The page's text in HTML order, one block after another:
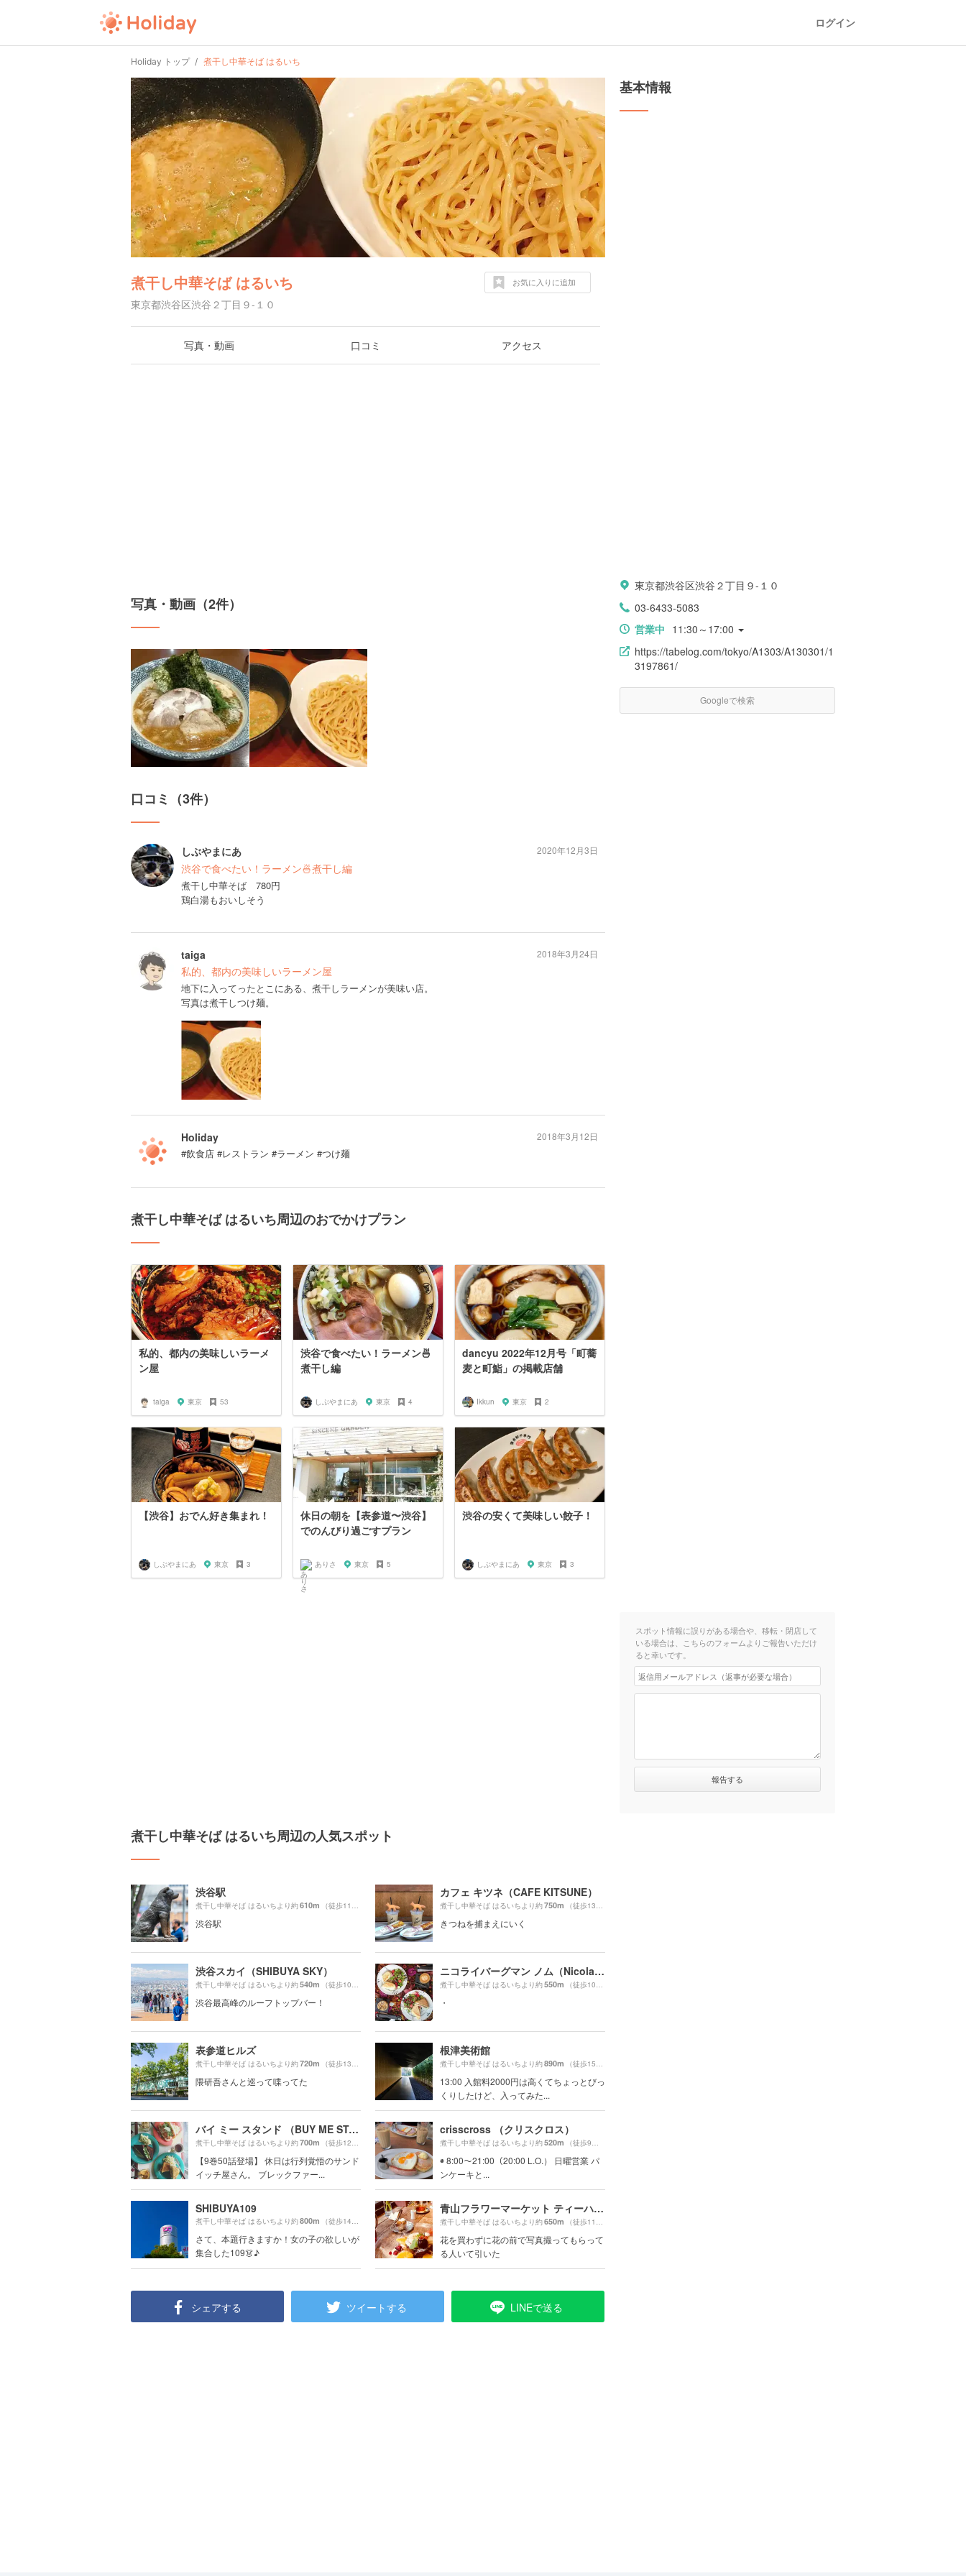
ログイン
Holiday トップ 煮干し中華そば はるいち
煮干し中華そば はるいち
東京都渋谷区渋谷２丁目９-１０
お気に入りに追加
写真・動画 口コミ アクセス
写真・動画（2件）
口コミ（3件）
しぶやまにあ
渋谷で食べたい！ラーメン🍜煮干し編
煮干し中華そば 780円
鶏白湯もおいしそう
2020年12月3日
taiga
私的、都内の美味しいラーメン屋
地下に入ってったとこにある、煮干しラーメンが美味い店。
写真は煮干しつけ麺。
2018年3月24日
Holiday
#飲食店 #レストラン #ラーメン #つけ麺
2018年3月12日
煮干し中華そば はるいち周辺のおでかけプラン
私的、都内の美味しいラーメ
ン屋
taiga 東京 53
渋谷で食べたい！ラーメン🍜
煮干し編
しぶやまにあ 東京 4
dancyu 2022年12月号「町蕎
麦と町鮨」の掲載店舗
Ikkun 東京 2
【渋谷】おでん好き集まれ！
しぶやまにあ 東京 3
休日の朝を【表参道〜渋谷】
でのんびり過ごすプラン
ありさ 東京 5
渋谷の安くて美味しい餃子！
しぶやまにあ 東京 3
煮干し中華そば はるいち周辺の人気スポット
渋谷駅
煮干し中華そば はるいちより約610m （徒歩11分）
渋谷駅
カフェ キツネ（CAFE KITSUNE）
煮干し中華そば はるいちより約750m （徒歩13分）
きつねを捕まえにいく
渋谷スカイ（SHIBUYA SKY）
煮干し中華そば はるいちより約540m （徒歩10分）
渋谷最高峰のルーフトップバー！
ニコライバーグマン ノム（Nicolai Bergmann NOMU ）
煮干し中華そば はるいちより約550m （徒歩10分）
・
表参道ヒルズ
煮干し中華そば はるいちより約720m （徒歩13分）
隈研吾さんと巡って喋ってた
根津美術館
煮干し中華そば はるいちより約890m （徒歩15分）
13:00 入館料2000円は高くてちょっとびっ
くりしたけど、入ってみた...
バイ ミー スタンド （BUY ME STAND）
煮干し中華そば はるいちより約700m （徒歩12分）
【9巻50話登場】 休日は行列覚悟のサンド
イッチ屋さん。 ブレックファー...
crisscross （クリスクロス）
煮干し中華そば はるいちより約520m （徒歩9分）
◉ 8:00〜21:00（20:00 L.O.） 日曜営業 パ
ンケーキと...
SHIBUYA109
煮干し中華そば はるいちより約800m （徒歩14分）
さて、本題行きますか！女の子の欲しいが
集合した109👗♪
青山フラワーマーケット ティーハウス 南青山本店 （Aoyama Flower Market TEA HOUSE）
煮干し中華そば はるいちより約650m （徒歩11分）
花を買わずに花の前で写真撮ってもらって
る人いて引いた
シェアする ツイートする LINEで送る
基本情報
東京都渋谷区渋谷２丁目９-１０
03-6433-5083
営業中 11:30～17:00
https://tabelog.com/tokyo/A1303/A130301/1
3197861/
Googleで検索
スポット情報に誤りがある場合や、移転・閉店して
いる場合は、こちらのフォームよりご報告いただけ
ると幸いです。